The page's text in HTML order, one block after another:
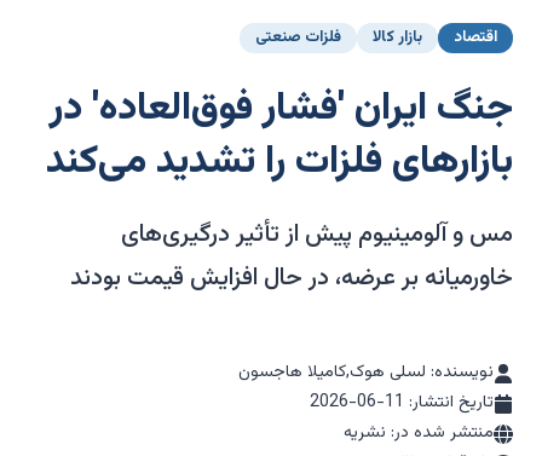
اقتصاد بازار کالا فلزات صنعتی
جنگ ایران 'فشار فوق‌العاده' در
بازارهای فلزات را تشدید می‌کند
مس و آلومینیوم پیش از تأثیر درگیری‌های
خاورمیانه بر عرضه، در حال افزایش قیمت بودند
نویسنده: لسلی هوک,کامیلا هاجسون
تاریخ انتشار: 2026-06-11
منتشر شده در: نشریه